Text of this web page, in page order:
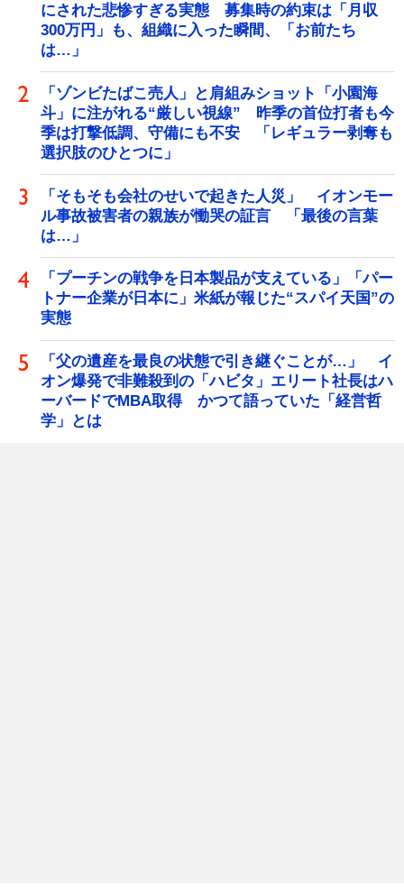
にされた悲惨すぎる実態 募集時の約束は「月収
300万円」も、組織に入った瞬間、「お前たち
は…」
「ゾンビたばこ売人」と肩組みショット「小園海
斗」に注がれる“厳しい視線” 昨季の首位打者も今
季は打撃低調、守備にも不安 「レギュラー剥奪も
選択肢のひとつに」
「そもそも会社のせいで起きた人災」 イオンモー
ル事故被害者の親族が慟哭の証言 「最後の言葉
は…」
「プーチンの戦争を日本製品が支えている」「パー
トナー企業が日本に」米紙が報じた“スパイ天国”の
実態
「父の遺産を最良の状態で引き継ぐことが…」 イ
オン爆発で非難殺到の「ハビタ」エリート社長はハ
ーバードでMBA取得 かつて語っていた「経営哲
学」とは